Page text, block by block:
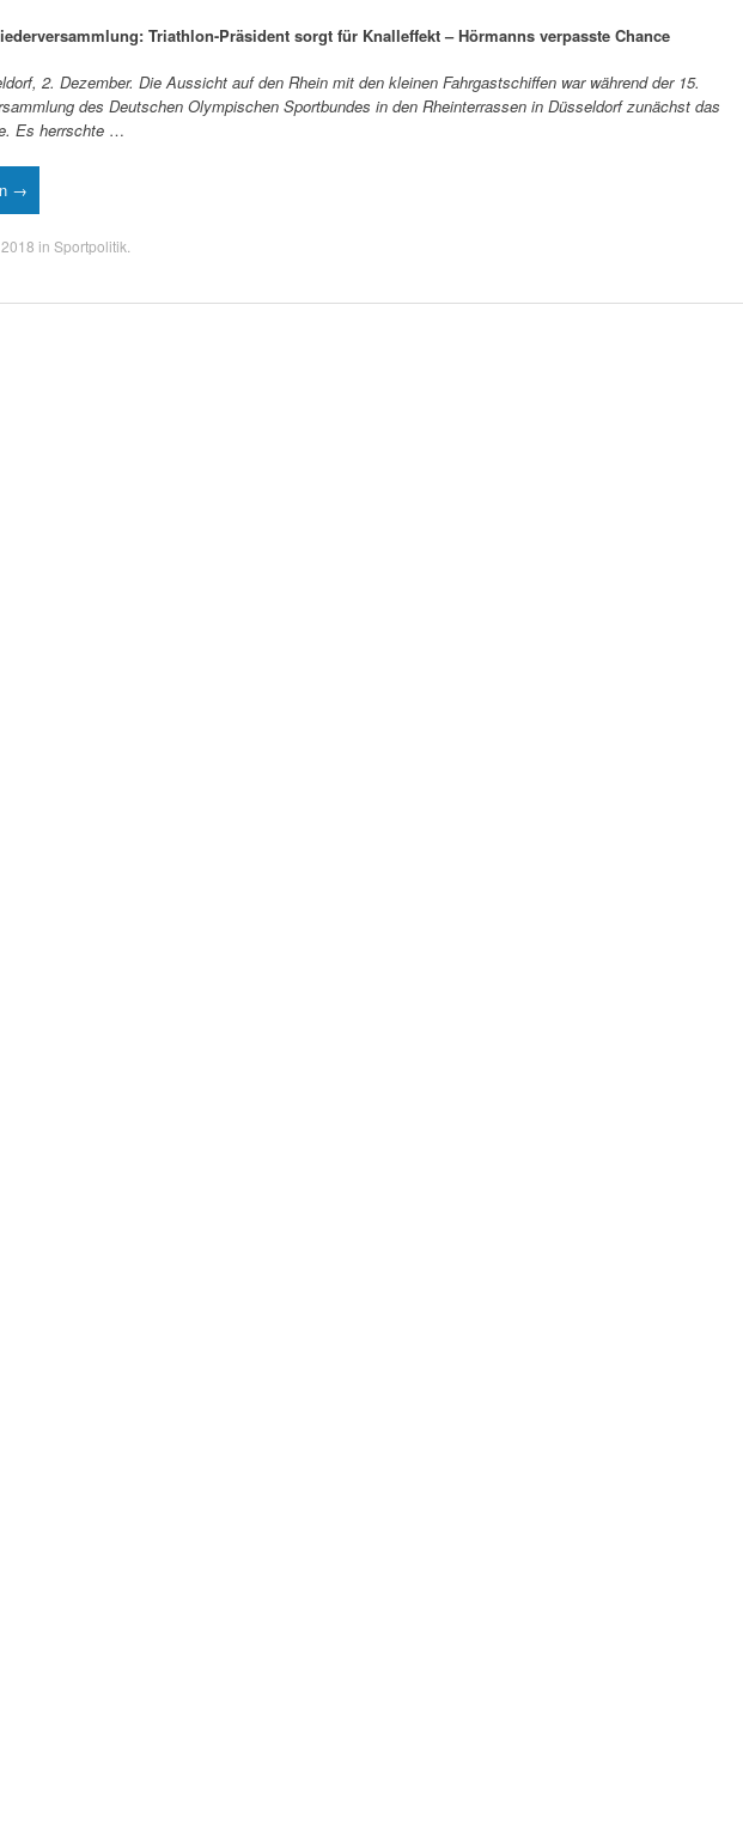
Triathlon-Präsident sorgt für Knalleffekt – Hörmanns verpasste Chance
2. Dezember. Die Aussicht auf den Rhein mit den kleinen Fahrgastschiffen war während der 15.
des Deutschen Olympischen Sportbundes in den Rheinterrassen in Düsseldorf zunächst das
Es herrschte …
→
in Sportpolitik